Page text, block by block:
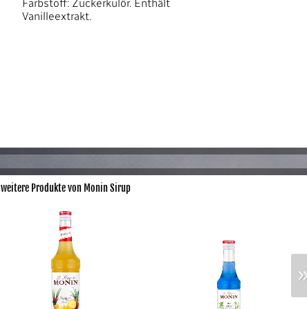
Farbstoff: Zuckerkulör. Enthält
Vanilleextrakt.
weitere Produkte von Monin Sirup